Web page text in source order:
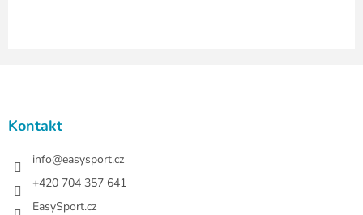
Kontakt
info@easysport.cz
+420 704 357 641
EasySport.cz